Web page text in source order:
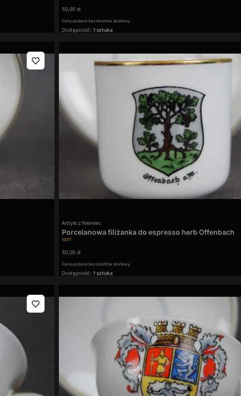
Cena
50,00 zł
Ceny podane bez kosztów dostawy.
Dostępność: 1 sztuka
Kod produktu
1077
Porcelanowa filiżanka do espresso herb Offenbach
Producent
Antyki z Niemiec
Cena
50,00 zł
Ceny podane bez kosztów dostawy.
Dostępność: 1 sztuka